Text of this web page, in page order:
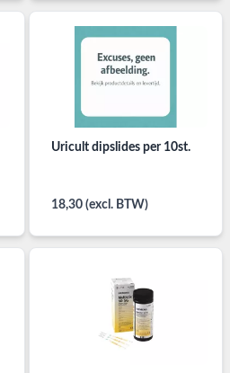
Uricult dipslides per 10st.
18,30 (excl. BTW)